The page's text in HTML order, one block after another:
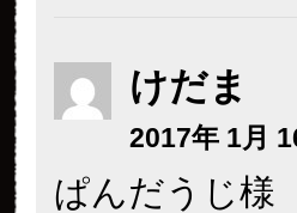
けだま
2017年 1月
ぱんだうじ